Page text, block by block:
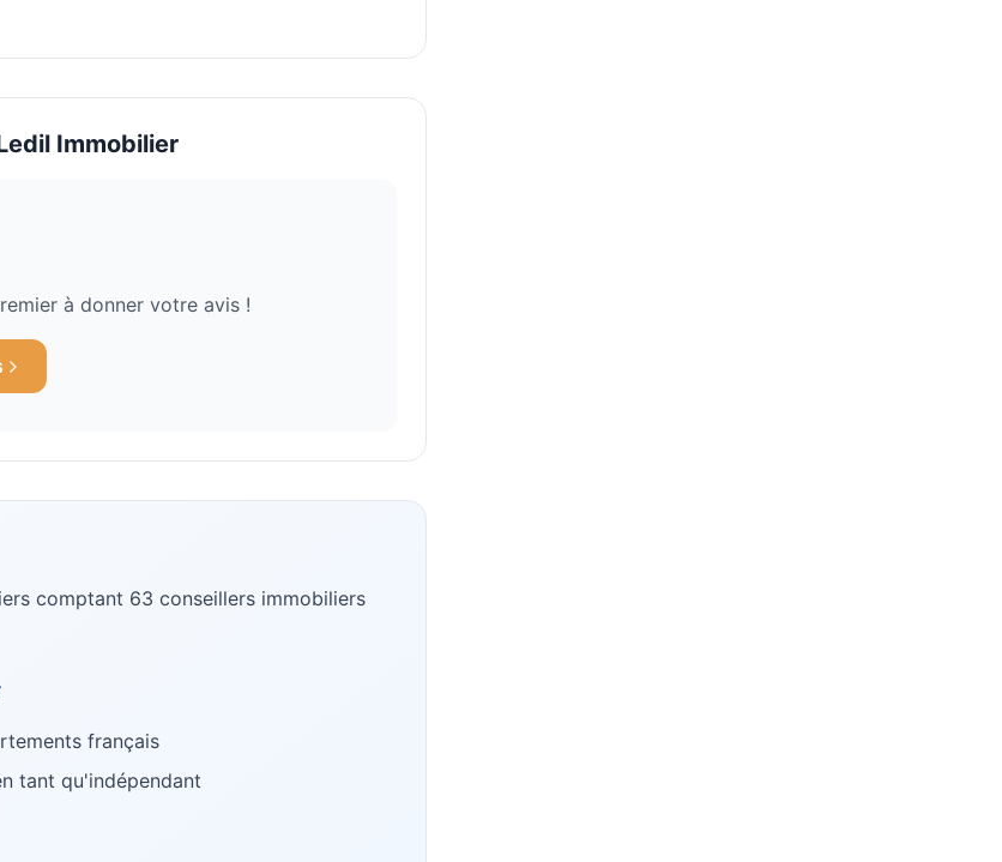
Immobilier
à donner votre avis !
comptant 63 conseillers immobiliers
français
tant qu'indépendant